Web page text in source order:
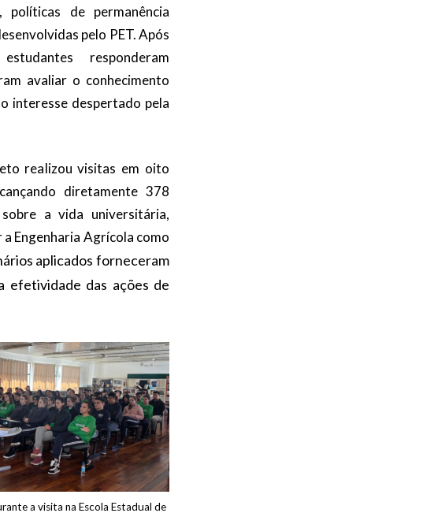
políticas de permanência
pelo PET. Após
responderam
avaliar o conhecimento
interesse despertado pela
realizou visitas em oito
diretamente 378
a vida universitária,
Engenharia Agrícola como
aplicados forneceram
efetividade das ações de
a visita na Escola Estadual de